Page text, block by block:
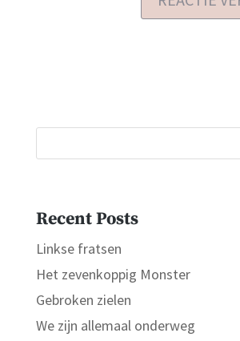
Recent Posts
Linkse fratsen
Het zevenkoppig Monster
Gebroken zielen
We zijn allemaal onderweg